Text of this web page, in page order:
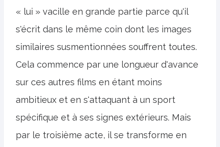
« lui » vacille en grande partie parce qu'il
s'écrit dans le même coin dont les images
similaires susmentionnées souffrent toutes.
Cela commence par une longueur d'avance
sur ces autres films en étant moins
ambitieux et en s'attaquant à un sport
spécifique et à ses signes extérieurs. Mais
par le troisième acte, il se transforme en